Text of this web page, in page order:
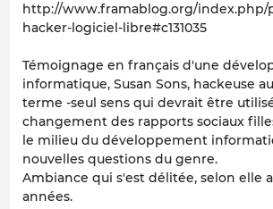
http://www.framablog.org/index.php/
hacker-logiciel-libre#c131035
Témoignage en français d'une
informatique, Susan Sons, hackeuse
terme -seul sens qui devrait être
changement des rapports sociaux
le milieu du développement
nouvelles questions du genre.
Ambiance qui s'est délitée, selon elle
années.